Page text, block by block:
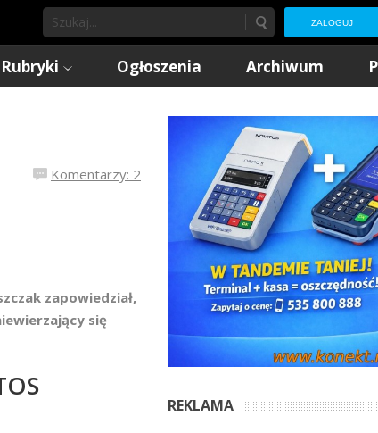
ZALOGUJ
Rubryki Ogłoszenia Archiwum
Komentarzy: 2
zapowiedział,
się
REKLAMA